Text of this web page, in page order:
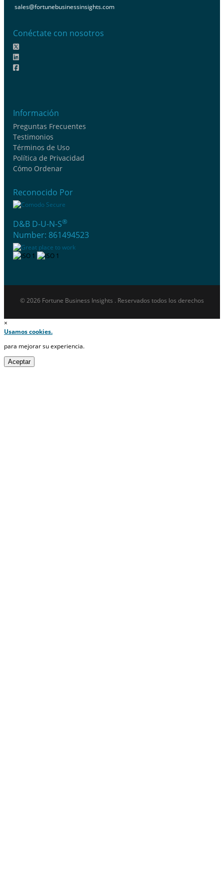
sales@fortunebusinessinsights.com
Conéctate con nosotros
Información
Preguntas Frecuentes
Testimonios
Términos de Uso
Política de Privacidad
Cómo Ordenar
Reconocido Por
D&B D-U-N-S®
Number: 861494523
© 2026 Fortune Business Insights . Reservados todos los derechos
×
Usamos cookies.
para mejorar su experiencia.
Aceptar